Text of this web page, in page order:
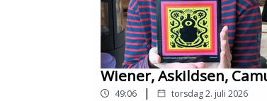
Wiener, Askildsen,
49:06 | torsdag 2. juli 2026